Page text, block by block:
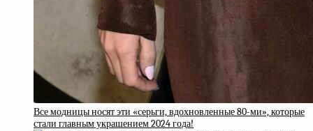
Все модницы носят эти «серьги, вдохновленные 80-ми», которые
стали главным украшением 2024 года!